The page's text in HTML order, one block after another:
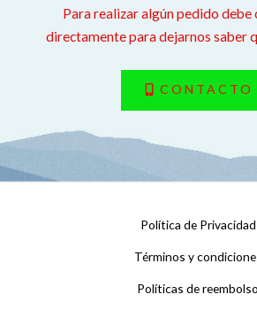
Para realizar algún pedido debe
directamente para dejarnos saber
CONTACTO
Política de Privacidad
Términos y
Políticas de reembolso